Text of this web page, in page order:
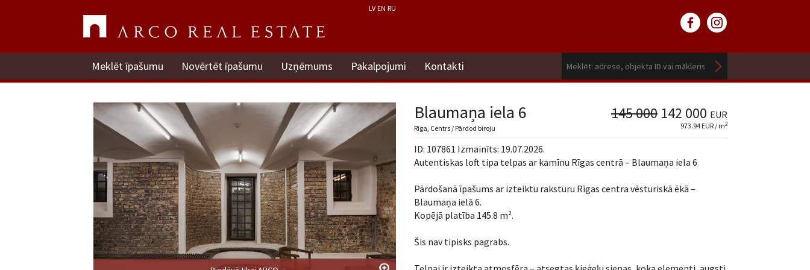
LV EN RU
Meklēt īpašumu Novērtēt īpašumu Uzņēmums Pakalpojumi Kontakti
Blaumaņa iela 6 145 000 142 000 EUR
Rīga, Centrs / Pārdod biroju 973.94 EUR / m2
ID: 107861 Izmainīts: 19.07.2026.
Autentiskas loft tipa telpas ar kamīnu Rīgas centrā – Blaumaņa iela 6
Pārdošanā īpašums ar izteiktu raksturu Rīgas centra vēsturiskā ēkā –
Blaumaņa ielā 6.
Kopējā platība 145.8 m².
Šis nav tipisks pagrabs.